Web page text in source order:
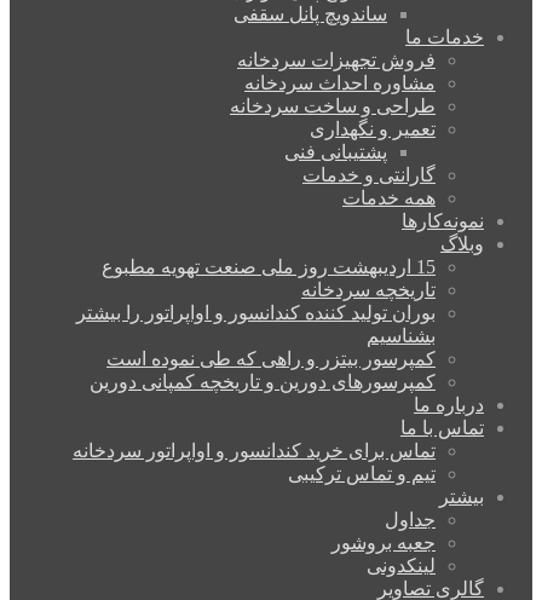
ساندویچ پانل سقفی
خدمات ما
فروش تجهیزات سردخانه
مشاوره احداث سردخانه
طراحی و ساخت سردخانه
تعمیر و نگهداری
پشتیبانی فنی
گارانتی و خدمات
همه خدمات
نمونه‌کارها
وبلاگ
15 اردیبهشت روز ملی صنعت تهویه مطبوع
تاریخچه سردخانه
بوران تولید کننده کندانسور و اواپراتور را بیشتر
بشناسیم
کمپرسور بیتزر و راهی که طی نموده است
کمپرسورهای دورین و تاریخچه کمپانی دورین
درباره ما
تماس با ما
تماس برای خرید کندانسور و اواپراتور سردخانه
تیم و تماس ترکیبی
بیشتر
جداول
جعبه بروشور
لینکدونی
گالری تصاویر